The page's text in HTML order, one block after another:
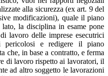
alla sicurezza (ex art. 9 del
modificazioni), quale il piano
la disciplina in esame pone
lavoro delle imprese esecutrici
pericolosi e redigere il piano
che, in base a contratto, e ferma
di lavoro rispetto ai lavoratori, il
ad altro soggetto le lavorazioni